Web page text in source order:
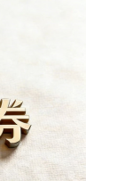
+1.02%